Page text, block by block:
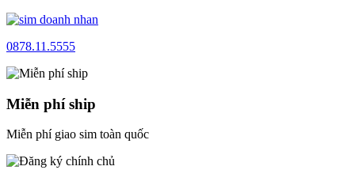
0878.11.5555
Miễn phí ship
Miễn phí giao sim toàn quốc